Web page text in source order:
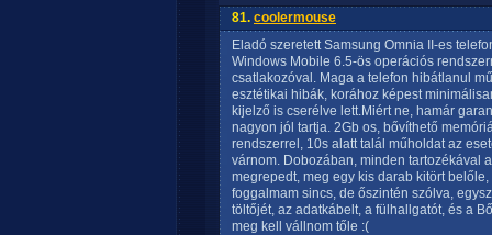
81. coolermouse
Eladó szeretett Samsung Omnia II-es
Windows Mobile 6.5-ös operációs
csatlakozóval. Maga a telefon hibátlanul
esztétikai hibák, korához képest
kijelző is cserélve lett.Miért ne, hamár
nagyon jól tartja. 2Gb os, bővíthető
rendszerrel, 10s alatt talál műholdat az
várnom. Dobozában, minden tartozékával
megrepedt, meg egy kis darab kitört
foggalmam sincs, de őszintén szólva,
töltőjét, az adatkábelt, a fülhallgatót, és a
meg kell vállnom tőle :(